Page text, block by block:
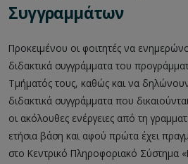
Συγγραμμάτων
Προκειμένου οι φοιτητές να
διδακτικά συγγράμματα του
Τμήματός τους, καθώς και να
διδακτικά συγγράμματα που
οι ακόλουθες ενέργειες από τη
ετήσια βάση και αφού πρώτα έχει
στο Κεντρικό Πληροφοριακό Σύστημα